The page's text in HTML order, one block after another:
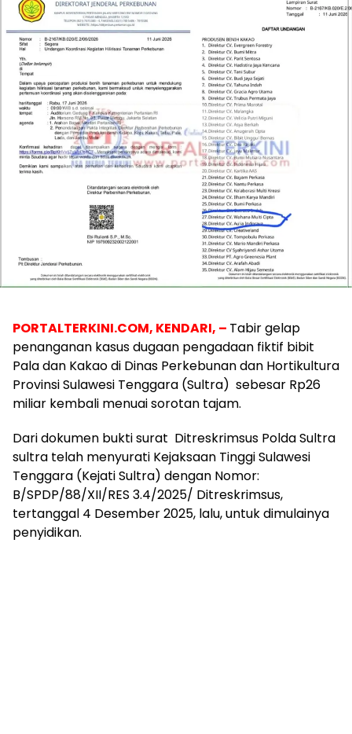
PORTALTERKINI.COM, KENDARI, – Tabir gelap
penanganan kasus dugaan pengadaan fiktif bibit
Pala dan Kakao di Dinas Perkebunan dan Hortikultura
Provinsi Sulawesi Tenggara (Sultra) sebesar Rp26
miliar kembali menuai sorotan tajam.
Dari dokumen bukti surat Ditreskrimsus Polda Sultra
sultra telah menyurati Kejaksaan Tinggi Sulawesi
Tenggara (Kejati Sultra) dengan Nomor:
B/SPDP/88/XII/RES 3.4/2025/ Ditreskrimsus,
tertanggal 4 Desember 2025, lalu, untuk dimulainya
penyidikan.